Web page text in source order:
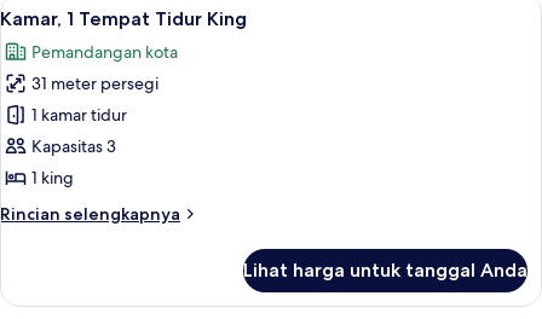
1
tidur
semua
foto
untuk
Kamar,
1
Tempat
King
10
Kamar, 1 Tempat Tidur King
Pemandangan kota
31 meter persegi
1 kamar tidur
Kapasitas 3
1 king
Rincian selengkapnya
Rincian
Kamar,
Lihat harga untuk tanggal Anda